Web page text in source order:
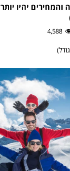
יהיו
4,588